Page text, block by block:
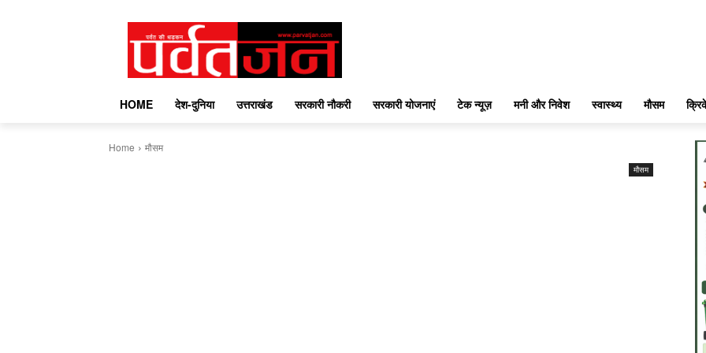
HOME देश-दुनिया उत्तराखंड सरकारी नौकरी सरकारी योजनाएं टेक न्यूज़ मनी और निवेश स्वास्थ्य मौसम
Home मौसम
मौसम